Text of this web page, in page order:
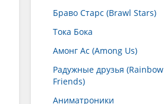
Браво Старс (Brawl Stars)
Тока Бока
Амонг Ас (Among Us)
Радужные друзья (Rainbow
Friends)
Аниматроники